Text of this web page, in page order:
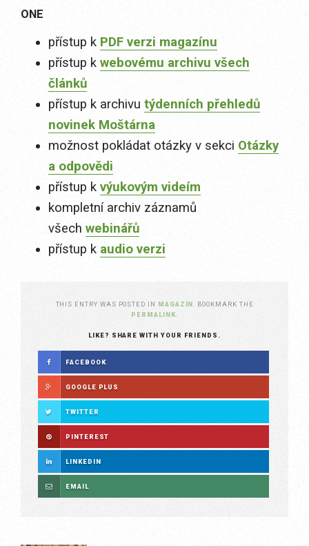
ONE
přístup k PDF verzi magazínu
přístup k webovému archivu všech
článků
přístup k archivu týdenních přehledů
novinek Moštárna
možnost pokládat otázky v sekci Otázky
a odpovědi
přístup k výukovým videím
kompletní archiv záznamů
všech webinářů
přístup k audio verzi
THIS ENTRY WAS POSTED IN MAGAZÍN
. BOOKMARK THE
PERMALINK
LIKE? SHARE WITH YOUR FRIENDS.
FACEBOOK
GOOGLE PLUS
TWITTER
PINTEREST
LINKEDIN
EMAIL